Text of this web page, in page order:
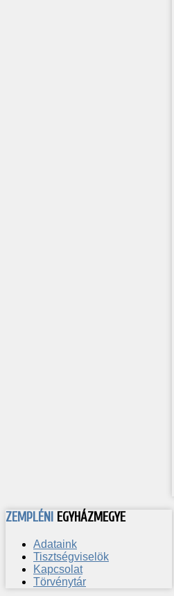
ZEMPLÉNI EGYHÁZMEGYE
Adataink
Tisztségviselök
Kapcsolat
Törvénytár